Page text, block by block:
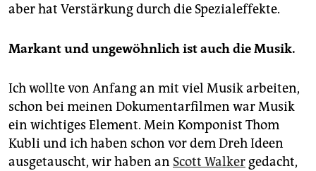
aber hat Verstärkung durch die Spezialeffekte.
Markant und ungewöhnlich ist auch die Musik.
Ich wollte von Anfang an mit viel Musik arbeiten,
schon bei meinen Dokumentarfilmen war Musik
ein wichtiges Element. Mein Komponist Thom
Kubli und ich haben schon vor dem Dreh Ideen
ausgetauscht, wir haben an Scott Walker gedacht,